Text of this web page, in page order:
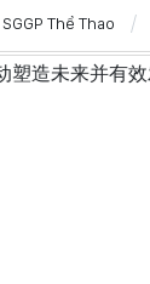
SGGP Thể Thao
有效发挥作用